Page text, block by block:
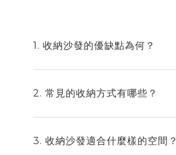
1. 收納沙發的優缺點為何？
2. 常見的收納方式有哪些？
3. 收納沙發適合什麼樣的空間？